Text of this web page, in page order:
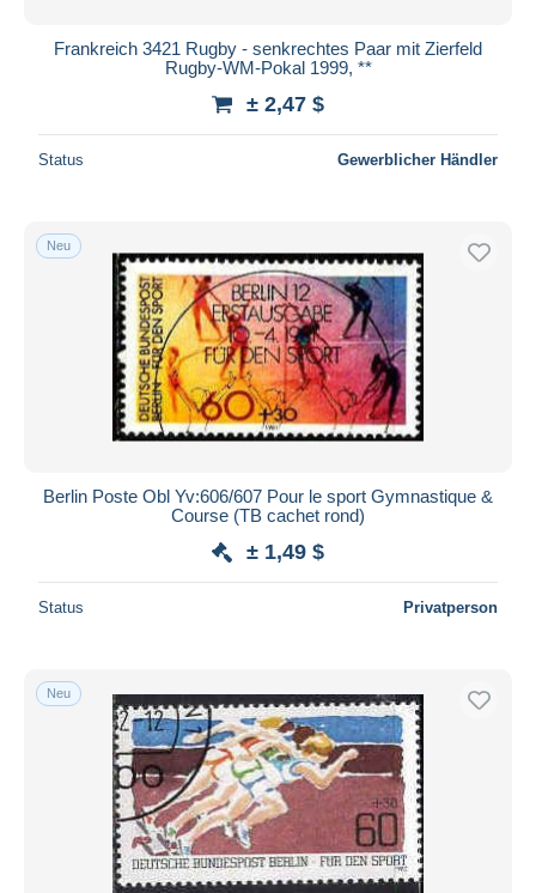
Frankreich 3421 Rugby - senkrechtes Paar mit Zierfeld
Rugby-WM-Pokal 1999, **
± 2,47 $
Status Gewerblicher Händler
Neu
Berlin Poste Obl Yv:606/607 Pour le sport Gymnastique &
Course (TB cachet rond)
± 1,49 $
Status Privatperson
Neu